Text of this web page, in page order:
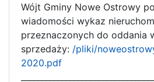
Wójt Gminy Nowe Ostrowy
wiadomości wykaz
przeznaczonych do oddania
sprzedaży: /pliki/
2020.pdf